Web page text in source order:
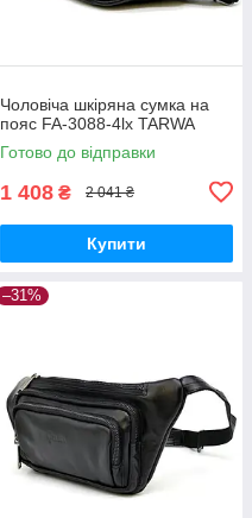
Чоловіча шкіряна сумка на
пояс FA-3088-4lx TARWA
Готово до відправки
1 408 ₴ 2 041 ₴
Купити
–31%